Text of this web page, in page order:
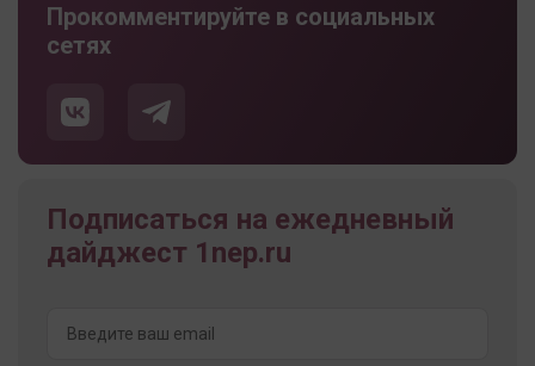
Прокомментируйте в социальных
сетях
Подписаться на ежедневный
дайджест 1nep.ru